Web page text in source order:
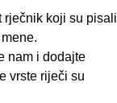
rječnik koji su pisali
nam i dodajte
vrste riječi su